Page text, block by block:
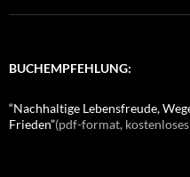
BUCHEMPFEHLUNG:
“Nachhaltige Lebensfreude,
Frieden”(pdf-format,